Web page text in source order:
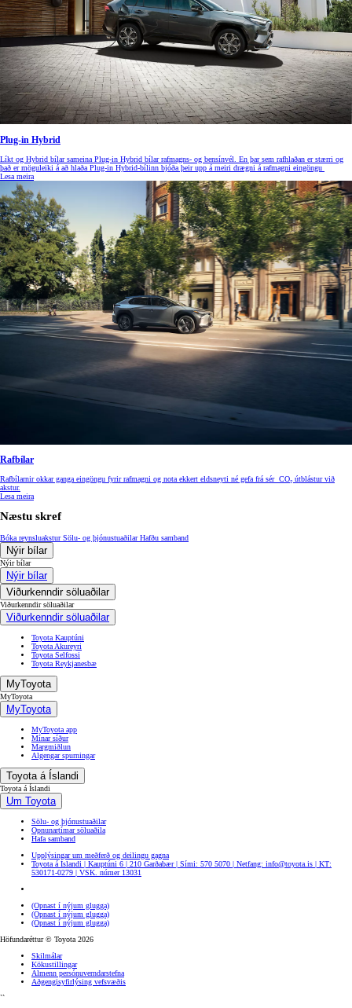
Plug-in Hybrid
Líkt og Hybrid bílar sameina Plug-in Hybrid bílar rafmagns- og bensínvél. En þar sem rafhlaðan er stærri og
það er möguleiki á að hlaða Plug-in Hybrid-bílinn bjóða þeir upp á meiri drægni á rafmagni eingöngu
Lesa meira
Rafbílar
Rafbílarnir okkar ganga eingöngu fyrir rafmagni og nota ekkert eldsneyti né gefa frá sér CO₂ útblástur við
akstur.
Lesa meira
Næstu skref
Bóka reynsluaksturSölu- og þjónustuaðilarHafðu samband
Nýir bílar
Nýir bílar
Nýir bílar
Viðurkenndir söluaðilar
Viðurkenndir söluaðilar
Viðurkenndir söluaðilar
Toyota Kauptúni
Toyota Akureyri
Toyota Selfossi
Toyota Reykjanesbæ
MyToyota
MyToyota
MyToyota
MyToyota app
Mínar síður
Margmiðlun
Algengar spurningar
Toyota á Íslandi
Toyota á Íslandi
Um Toyota
Sölu- og þjónustuaðilar
Opnunartímar söluaðila
Hafa samband
Upplýsingar um meðferð og deilingu gagna
Toyota á Íslandi | Kauptúni 6 | 210 Garðabær | Sími: 570 5070 | Netfang: info@toyota.is | KT:
530171-0279 | VSK. númer 13031
(Opnast í nýjum glugga)
(Opnast í nýjum glugga)
(Opnast í nýjum glugga)
Höfundaréttur © Toyota 2026
Skilmálar
Kökustillingar
Almenn persónuverndarstefna
Aðgengisyfirlýsing vefsvæðis
``